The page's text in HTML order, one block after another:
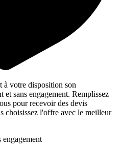
à votre disposition son
sans engagement. Remplissez
pour recevoir des devis
choisissez l'offre avec le meilleur
engagement